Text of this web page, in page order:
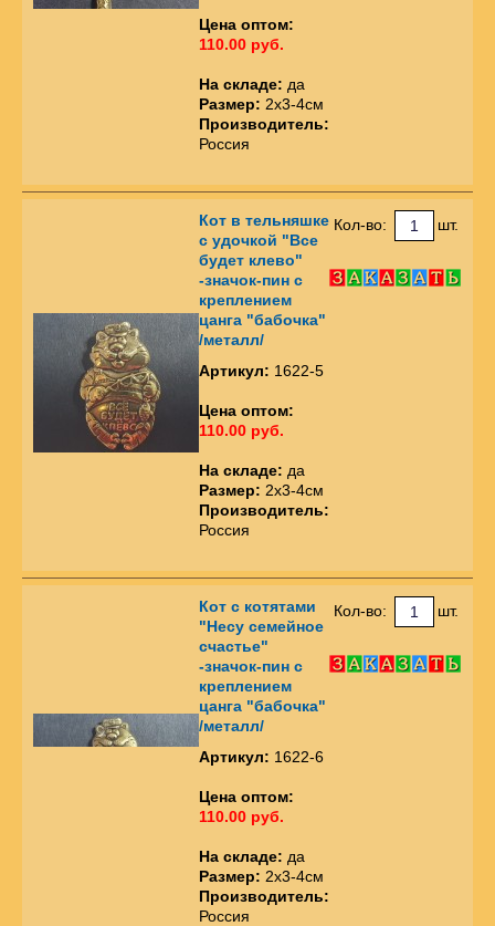
Цена оптом:
110.00 руб.
На складе: да
Размер: 2х3-4см
Производитель:
Россия
Кот в тельняшке
с удочкой "Все
будет клево"
-значок-пин с
креплением
цанга "бабочка"
/металл/
Артикул: 1622-5
Цена оптом:
110.00 руб.
На складе: да
Размер: 2х3-4см
Производитель:
Россия
Кол-во: шт.
Кот с котятами
"Несу семейное
счастье"
-значок-пин с
креплением
цанга "бабочка"
/металл/
Артикул: 1622-6
Цена оптом:
110.00 руб.
На складе: да
Размер: 2х3-4см
Производитель:
Россия
Кол-во: шт.